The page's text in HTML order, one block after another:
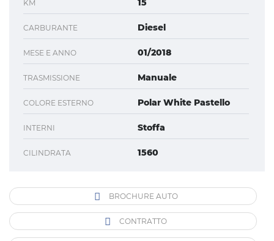
KM 15
CARBURANTE Diesel
MESE E ANNO 01/2018
TRASMISSIONE Manuale
COLORE ESTERNO Polar White Pastello
INTERNI Stoffa
CILINDRATA 1560
BROCHURE AUTO
CONTRATTO